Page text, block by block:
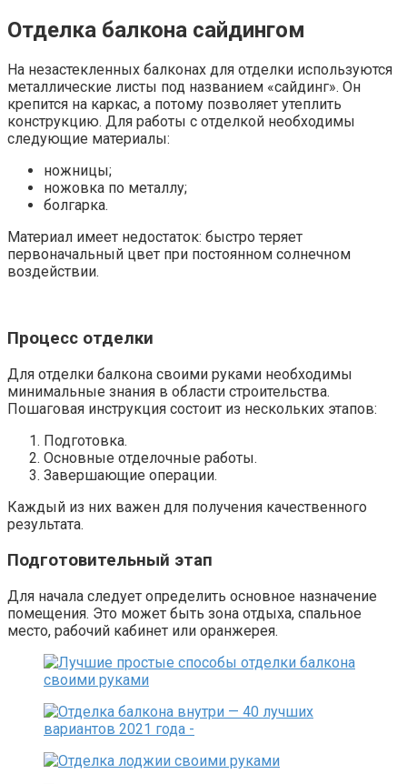
Отделка балкона сайдингом
На незастекленных балконах для отделки используются
металлические листы под названием «сайдинг». Он
крепится на каркас, а потому позволяет утеплить
конструкцию. Для работы с отделкой необходимы
следующие материалы:
ножницы;
ножовка по металлу;
болгарка.
Материал имеет недостаток: быстро теряет
первоначальный цвет при постоянном солнечном
воздействии.
Процесс отделки
Для отделки балкона своими руками необходимы
минимальные знания в области строительства.
Пошаговая инструкция состоит из нескольких этапов:
Подготовка.
Основные отделочные работы.
Завершающие операции.
Каждый из них важен для получения качественного
результата.
Подготовительный этап
Для начала следует определить основное назначение
помещения. Это может быть зона отдыха, спальное
место, рабочий кабинет или оранжерея.